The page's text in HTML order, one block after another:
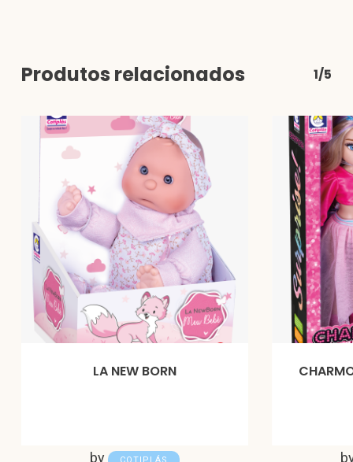
Produtos relacionados 1/5
LA NEW BORN
by COTIPLÁS